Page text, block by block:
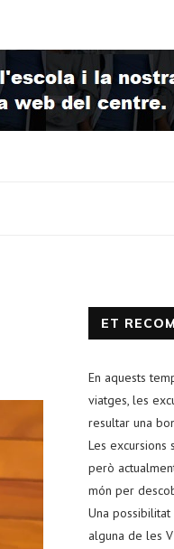
ET
En aquests
viatges, les
resultar una
Les excursions
però
món per
Una
alguna de les